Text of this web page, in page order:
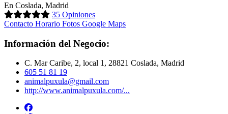
En Coslada, Madrid
35 Opiniones
Contacto Horario Fotos Google Maps
Información del Negocio:
C. Mar Caribe, 2, local 1, 28821 Coslada, Madrid
605 51 81 19
animalpuxula@gmail.com
http://www.animalpuxula.com/...